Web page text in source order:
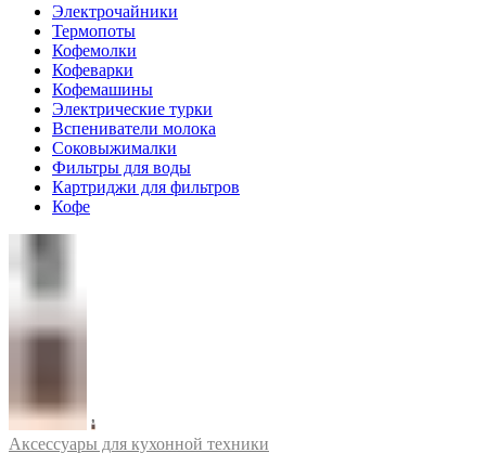
Электрочайники
Термопоты
Кофемолки
Кофеварки
Кофемашины
Электрические турки
Вспениватели молока
Соковыжималки
Фильтры для воды
Картриджи для фильтров
Кофе
Аксессуары для кухонной техники